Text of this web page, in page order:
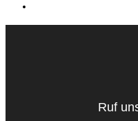
Ruf